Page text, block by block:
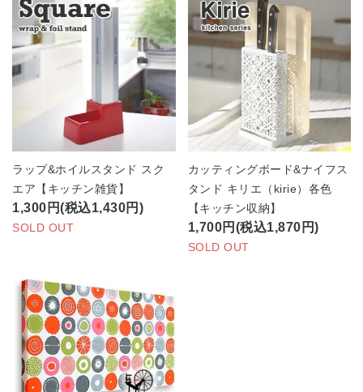
ラップ&ホイルスタンド スク
エア【キッチン雑貨】
1,300円(税込1,430円)
SOLD OUT
カッティングボード&ナイフス
タンド キリエ（kirie）各色
【キッチン収納】
1,700円(税込1,870円)
SOLD OUT